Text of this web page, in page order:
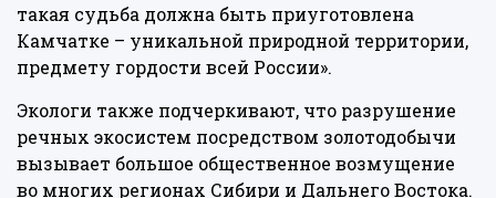
такая судьба должна быть приуготовлена
Камчатке – уникальной природной территории,
предмету гордости всей России».
Экологи также подчеркивают, что разрушение
речных экосистем посредством золотодобычи
вызывает большое общественное возмущение
во многих регионах Сибири и Дальнего Востока.